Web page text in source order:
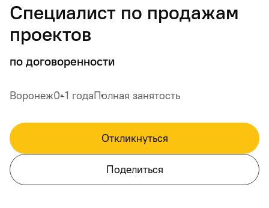
Специалист по продажам
проектов
по договоренности
Воронеж0-1 годаПолная занятость
Откликнуться
Поделиться